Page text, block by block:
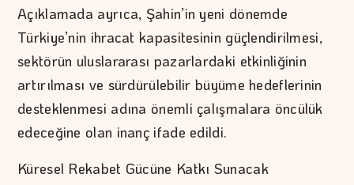
Açıklamada ayrıca, Şahin’in yeni dönemde
Türkiye’nin ihracat kapasitesinin güçlendirilmesi,
sektörün uluslararası pazarlardaki etkinliğinin
artırılması ve sürdürülebilir büyüme hedeflerinin
desteklenmesi adına önemli çalışmalara öncülük
edeceğine olan inanç ifade edildi.
Küresel Rekabet Gücüne Katkı Sunacak